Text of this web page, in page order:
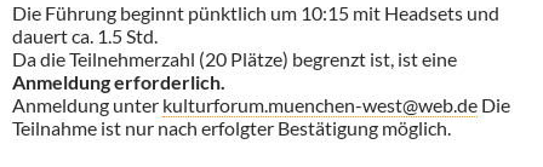
Die Führung beginnt pünktlich um 10:15 mit Headsets und
dauert ca. 1.5 Std.
Da die Teilnehmerzahl (20 Plätze) begrenzt ist, ist eine
Anmeldung erforderlich.
Anmeldung unter kulturforum.muenchen-west@web.de Die
Teilnahme ist nur nach erfolgter Bestätigung möglich.